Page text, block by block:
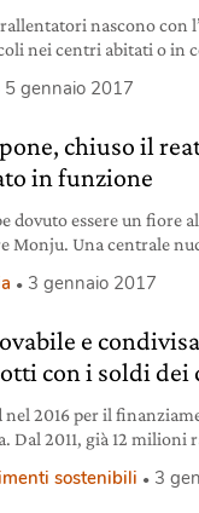
nascono con
nei centri abitati o in
straordinaria
nelle zone con il
5 gennaio 2017
chiuso il
in funzione
dovuto essere un fiore
Monju. Una centrale
di essere
dell’industria
di
3 gennaio 2017
e
con i soldi dei
nel 2016 per il
Dal 2011, già 12
sostenibili 3